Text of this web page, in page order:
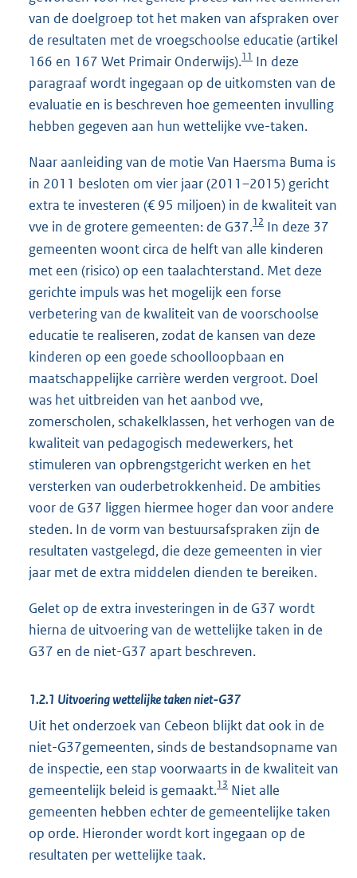
van de doelgroep tot het maken van afspraken over
de resultaten met de vroegschoolse educatie (artikel
166 en 167 Wet Primair Onderwijs).11 In deze
paragraaf wordt ingegaan op de uitkomsten van de
evaluatie en is beschreven hoe gemeenten invulling
hebben gegeven aan hun wettelijke vve-taken.
Naar aanleiding van de motie Van Haersma Buma is
in 2011 besloten om vier jaar (2011–2015) gericht
extra te investeren (€ 95 miljoen) in de kwaliteit van
vve in de grotere gemeenten: de G37.12 In deze 37
gemeenten woont circa de helft van alle kinderen
met een (risico) op een taalachterstand. Met deze
gerichte impuls was het mogelijk een forse
verbetering van de kwaliteit van de voorschoolse
educatie te realiseren, zodat de kansen van deze
kinderen op een goede schoolloopbaan en
maatschappelijke carrière werden vergroot. Doel
was het uitbreiden van het aanbod vve,
zomerscholen, schakelklassen, het verhogen van de
kwaliteit van pedagogisch medewerkers, het
stimuleren van opbrengstgericht werken en het
versterken van ouderbetrokkenheid. De ambities
voor de G37 liggen hiermee hoger dan voor andere
steden. In de vorm van bestuursafspraken zijn de
resultaten vastgelegd, die deze gemeenten in vier
jaar met de extra middelen dienden te bereiken.
Gelet op de extra investeringen in de G37 wordt
hierna de uitvoering van de wettelijke taken in de
G37 en de niet-G37 apart beschreven.
1.2.1 Uitvoering wettelijke taken niet-G37
Uit het onderzoek van Cebeon blijkt dat ook in de
niet-G37gemeenten, sinds de bestandsopname van
de inspectie, een stap voorwaarts in de kwaliteit van
gemeentelijk beleid is gemaakt.13 Niet alle
gemeenten hebben echter de gemeentelijke taken
op orde. Hieronder wordt kort ingegaan op de
resultaten per wettelijke taak.